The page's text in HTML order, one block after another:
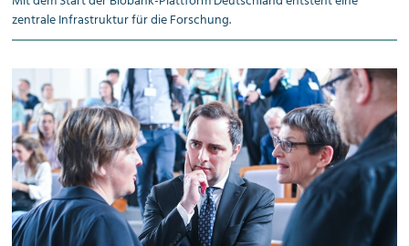
zentrale Infrastruktur für die Forschung.